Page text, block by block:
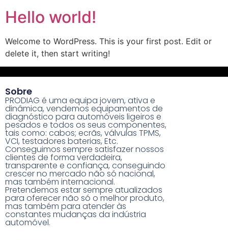
Hello world!
Welcome to WordPress. This is your first post. Edit or
delete it, then start writing!
Sobre
PRODIAG é uma equipa jovem, ativa e
dinâmica, vendemos equipamentos de
diagnóstico para automóveis ligeiros e
pesados e todos os seus componentes,
tais como: cabos; ecrãs, válvulas TPMS,
VCI, testadores baterias, Etc.
Conseguimos sempre satisfazer nossos
clientes de forma verdadeira,
transparente e confiança, conseguindo
crescer no mercado não só nacional,
mas também internacional.
Pretendemos estar sempre atualizados
para oferecer não só o melhor produto,
mas também para atender às
constantes mudanças da indústria
automóvel.